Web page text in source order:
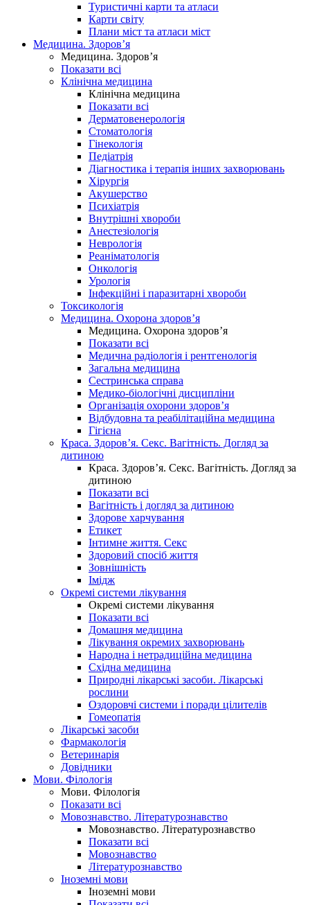
Туристичні карти та атласи
Карти світу
Плани міст та атласи міст
Медицина. Здоров’я
Медицина. Здоров’я
Показати всі
Клінічна медицина
Клінічна медицина
Показати всі
Дерматовенерологія
Стоматологія
Гінекологія
Педіатрія
Діагностика і терапія інших захворювань
Хірургія
Акушерство
Психіатрія
Внутрішні хвороби
Анестезіологія
Неврологія
Реаніматологія
Онкологія
Урологія
Інфекційні і паразитарні хвороби
Токсикологія
Медицина. Охорона здоров’я
Медицина. Охорона здоров’я
Показати всі
Медична радіологія і рентгенологія
Загальна медицина
Сестринська справа
Медико-біологічні дисципліни
Організація охорони здоров’я
Відбудовна та реабілітаційна медицина
Гігієна
Краса. Здоров’я. Секс. Вагітність. Догляд за
дитиною
Краса. Здоров’я. Секс. Вагітність. Догляд за
дитиною
Показати всі
Вагітність і догляд за дитиною
Здорове харчування
Етикет
Інтимне життя. Секс
Здоровий спосіб життя
Зовнішність
Імідж
Окремі системи лікування
Окремі системи лікування
Показати всі
Домашня медицина
Лікування окремих захворювань
Народна і нетрадиційна медицина
Східна медицина
Природні лікарські засоби. Лікарські
рослини
Оздоровчі системи і поради цілителів
Гомеопатія
Лікарські засоби
Фармакологія
Ветеринарія
Довідники
Мови. Філологія
Мови. Філологія
Показати всі
Мовознавство. Літературознавство
Мовознавство. Літературознавство
Показати всі
Мовознавство
Літературознавство
Іноземні мови
Іноземні мови